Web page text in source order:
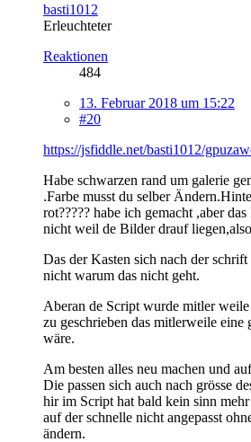
basti1012
Erleuchteter
Reaktionen
484
13. Februar 2018 um 15:22
#20
https://jsfiddle.net/basti1012/
Habe schwarzen rand um galerie
.Farbe musst du selber
rot????? habe ich gemacht ,aber
nicht weil de Bilder drauf
Das der Kasten sich nach der schrift
nicht warum das nicht geht.
Aberan de Script wurde mitler
zu geschrieben das mitlerweile
wäre.
Am besten alles neu machen und
Die passen sich auch nach grösse
hir im Script hat bald kein sinn
auf der schnelle nicht angepasst
ändern.